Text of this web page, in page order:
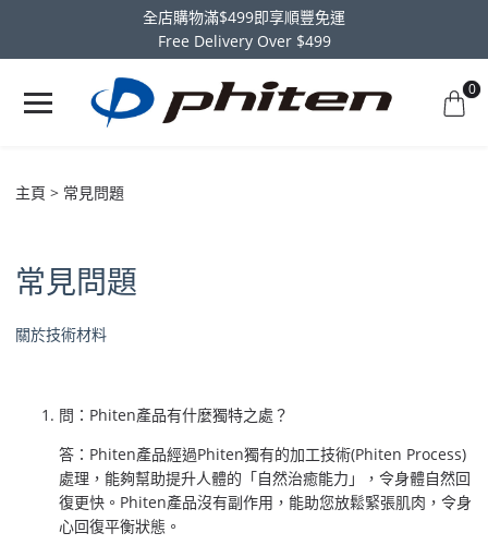
全店購物滿$499即享順豐免運
Free Delivery Over $499
0
主頁 常見問題
常見問題
關於技術材料
問：Phiten產品有什麼獨特之處？
答：Phiten產品經過Phiten獨有的加工技術(Phiten Process)
處理，能夠幫助提升人體的「自然治癒能力」，令身體自然回
復更快。Phiten產品沒有副作用，能助您放鬆緊張肌肉，令身
心回復平衡狀態。